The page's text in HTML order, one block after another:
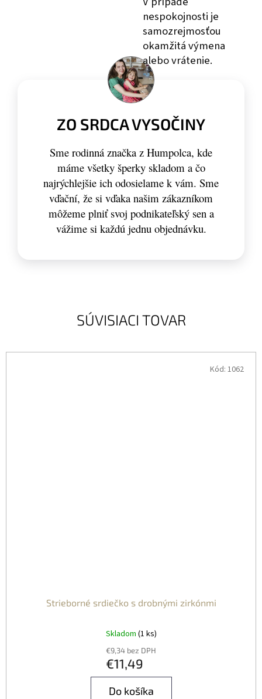
SÚVISIACI TOVAR
Strieborné srdiečko s drobnými zirkónmi
Skladom (1 ks)
€9,34 bez DPH
€11,49
Do košíka
Kód: 1062
nespokojnosti je
samozrejmosťou
okamžitá výmena
alebo vrátenie.
ZO SRDCA VYSOČINY
Sme rodinná značka z Humpolca, kde
máme všetky šperky skladom a čo
najrýchlejšie ich odosielame k vám. Sme
vďační, že si vďaka našim zákazníkom
môžeme plniť svoj podnikateľský sen a
vážime si každú jednu objednávku.